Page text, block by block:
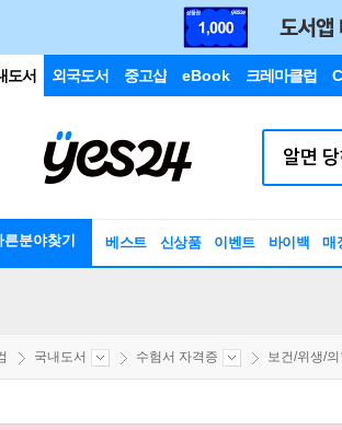
도서 외국도서 중고샵 eBook 크레마클럽
른분야찾기 베스트 신상품 이벤트 바이백 매
국내도서 수험서 자격증 보건/위생/